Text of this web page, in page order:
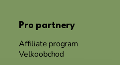
Pro partnery
Affiliate program
Velkoobchod